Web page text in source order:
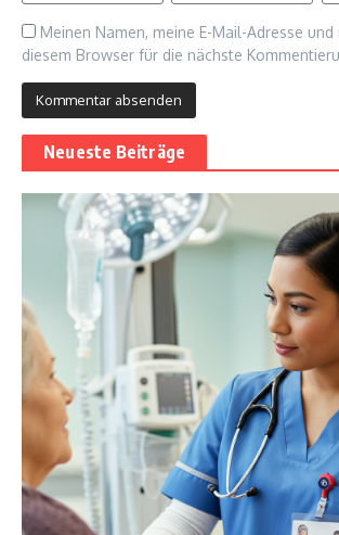
Meinen Namen, meine E-Mail-Adresse
diesem Browser für die nächste
Neueste Beiträge